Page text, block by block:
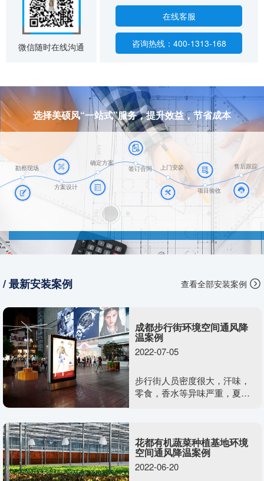
微信随时在线沟通
在线客服
咨询热线：400-1313-168
选择美硕风“一站式”服务，提升效益，节省成本
勘察现场
方案设计
确定方案
签订合同
上门安装
项目验收
售后跟踪
/ 最新安装案例 查看全部安装案例
成都步行街环境空间通风降
温案例
2022-07-05
步行街人员密度很大，汗味，
零食，香水等异味严重，夏日
露天情况下无法安装一般的通
风降温设备。需要什么样的通
风降温方案效果又好，又不影
花都有机蔬菜种植基地环境
空间通风降温案例
2022-06-20